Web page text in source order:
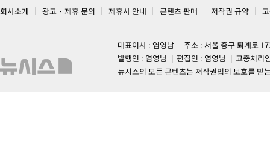
회사소개 광고 · 제휴 문의 제휴사 안내 콘텐츠 판매 저작권 규약
대표이사 : 염영남
주소 : 서울 중구 퇴계로
발행인 : 염영남
편집인 : 염영남
고충처리
뉴시스의 모든 콘텐츠는 저작권법의 보호를